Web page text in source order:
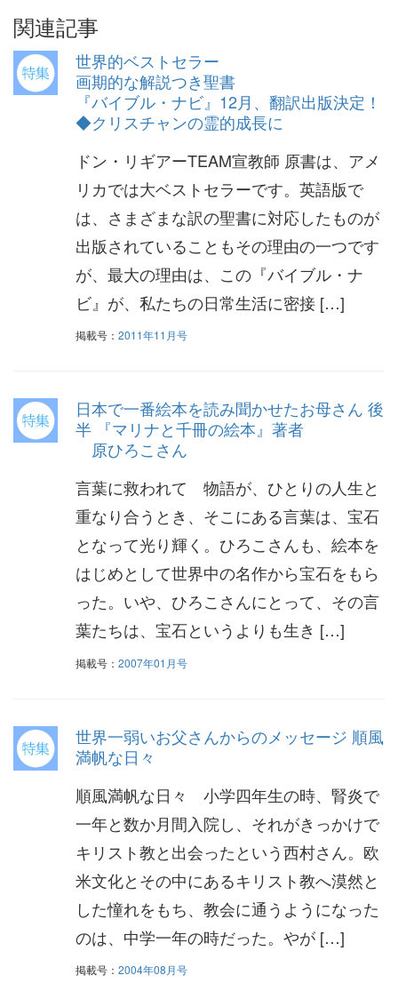
関連記事
世界的ベストセラー
画期的な解説つき聖書
『バイブル・ナビ』12月、翻訳出版決定！
◆クリスチャンの霊的成長に
ドン・リギアーTEAM宣教師 原書は、アメ
リカでは大ベストセラーです。英語版で
は、さまざまな訳の聖書に対応したものが
出版されていることもその理由の一つです
が、最大の理由は、この『バイブル・ナ
ビ』が、私たちの日常生活に密接 […]
掲載号： 2011年11月号
日本で一番絵本を読み聞かせたお母さん 後
半 『マリナと千冊の絵本』著者
原ひろこさん
言葉に救われて 物語が、ひとりの人生と
重なり合うとき、そこにある言葉は、宝石
となって光り輝く。ひろこさんも、絵本を
はじめとして世界中の名作から宝石をもら
った。いや、ひろこさんにとって、その言
葉たちは、宝石というよりも生き […]
掲載号： 2007年01月号
世界一弱いお父さんからのメッセージ 順風
満帆な日々
順風満帆な日々 小学四年生の時、腎炎で
一年と数か月間入院し、それがきっかけで
キリスト教と出会ったという西村さん。欧
米文化とその中にあるキリスト教へ漠然と
した憧れをもち、教会に通うようになった
のは、中学一年の時だった。やが […]
掲載号： 2004年08月号